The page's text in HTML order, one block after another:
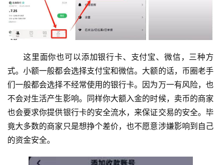
这里面你也可以添加银行卡、支付宝、微信，三种方
式。小额一般都会选择支付宝和微信。大额的话，币圈老手
们一般都会选择不经常使用的银行卡。因为万一有风险，也
不会对生活产生影响。同样你大额入金的时候，卖币的商家
也会要求你提供银行卡的安全流水，来保证交易的安全。毕
竟大多数的商家只是想挣个差价，也不愿意涉嫌影响到自己
的资金安全。